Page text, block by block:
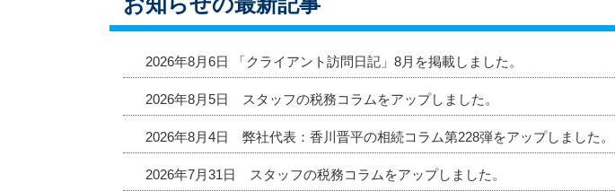
2026年8月6日 「クライアント訪問日記」8月を掲載しました。
2026年8月5日 スタッフの税務コラムをアップしました。
2026年8月4日 弊社代表：香川晋平の相続コラム第228弾をアップしました。
2026年7月31日 スタッフの税務コラムをアップしました。